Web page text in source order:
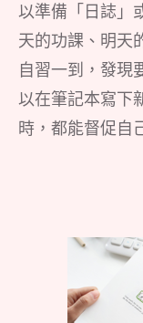
以準備「日誌」
天的功課、明天
自習一到，發現
以在筆記本寫下
時，都能督促自